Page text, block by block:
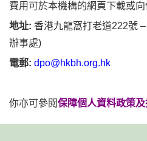
費用可於本機構的網頁下載或
地址: 香港九龍窩打老道222號
辦事處)
電郵: dpo@hkbh.org.hk
你亦可參閱保障個人資料政策